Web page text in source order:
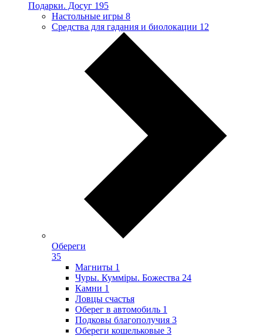
Подарки. Досуг 195
Настольные игры 8
Средства для гадания и биолокации 12
Обереги
35
Магниты 1
Чуры. Куммiры. Божества 24
Камни 1
Ловцы счастья
Оберег в автомобиль 1
Подковы благополучия 3
Обереги кошельковые 3